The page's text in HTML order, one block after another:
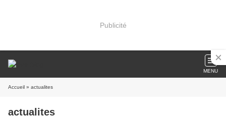
Publicité
MENU
Accueil » actualites
actualites